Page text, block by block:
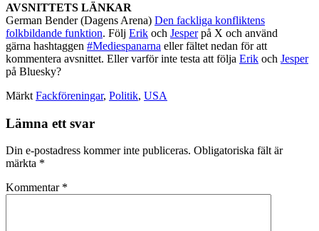
AVSNITTETS LÄNKAR
German Bender (Dagens Arena) Den fackliga konfliktens
folkbildande funktion. Följ Erik och Jesperpå X och använd
gärna hashtaggen #Mediespanarna eller fältet nedan för att
kommentera avsnittet. Eller varför inte testa att följa Erik och Jesper
på Bluesky?
Märkt Fackföreningar, Politik, USA
Lämna ett svar
Din e-postadress kommer inte publiceras. Obligatoriska fält är
märkta *
Kommentar *